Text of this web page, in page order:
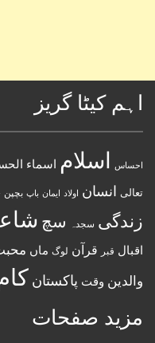
اہم کیٹا گریز
احساس اسلام اسماء
تعالی انسان اولاد ایمان باپ بچپن
زندگی سجدہ سچ
اقبال قبر قرآن لوگ ماں
والدین وقت پاکستان
مزید صفحات